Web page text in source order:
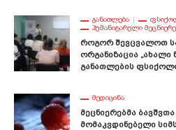
ᲒᲐᲜᲐᲗᲚᲔᲑᲐ
ᲰᲣᲛᲐᲜᲘᲢᲐᲠᲣᲚᲘ
Როგორ Შევცვალოთ
Ორგანიზაცია „ახალი
Განათლების
ᲛᲔᲓᲘᲪᲘᲜᲐ
Მეცნიერებმა
Მომაკვდინებელი